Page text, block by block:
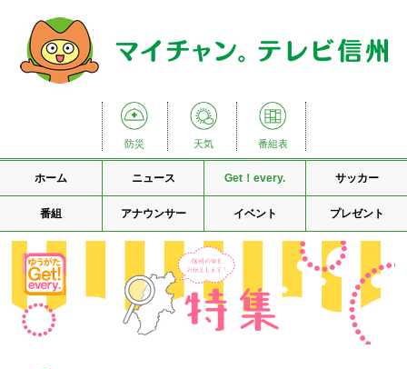
防災 天気 番組表
ホーム ニュース Get！every. サッカー
番組 アナウンサー イベント プレゼント